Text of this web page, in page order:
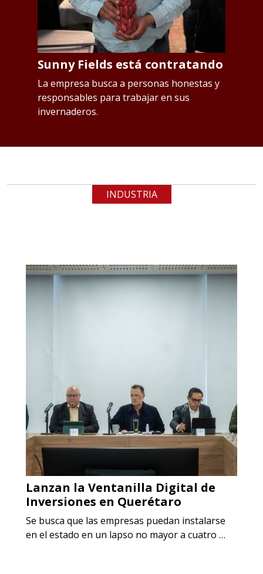
Sunny Fields está contratando
La empresa busca a personas honestas y
responsables para trabajar en sus
invernaderos.
INDUSTRIA
Lanzan la Ventanilla Digital de
Inversiones en Querétaro
Se busca que las empresas puedan instalarse
en el estado en un lapso no mayor a cuatro …